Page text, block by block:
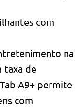
com
na
taxa de
A9+ permite
com